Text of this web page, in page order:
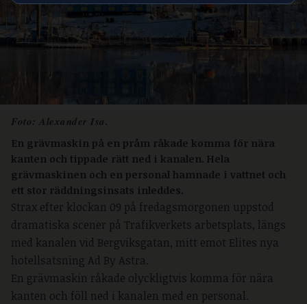
Foto: Alexander Isa.
En grävmaskin på en pråm råkade komma för nära
kanten och tippade rätt ned i kanalen. Hela
grävmaskinen och en personal hamnade i vattnet och
ett stor räddningsinsats inleddes.
Strax efter klockan 09 på fredagsmorgonen uppstod
dramatiska scener på Trafikverkets arbetsplats, längs
med kanalen vid Bergviksgatan, mitt emot Elites nya
hotellsatsning Ad By Astra.
En grävmaskin råkade olyckligtvis komma för nära
kanten och föll ned i kanalen med en personal.